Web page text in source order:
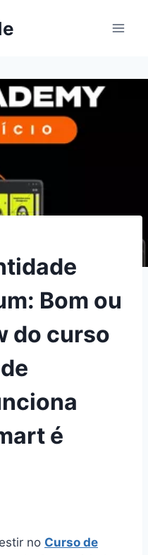
Bom ou
do curso
é
no Curso de